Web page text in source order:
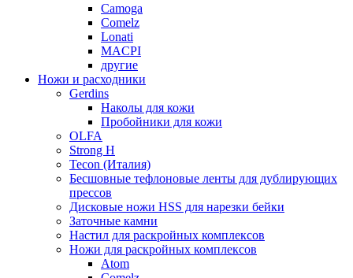
Camoga
Comelz
Lonati
MACPI
другие
Ножи и расходники
Gerdins
Наколы для кожи
Пробойники для кожи
OLFA
Strong H
Tecon (Италия)
Бесшовные тефлоновые ленты для дублирующих
прессов
Дисковые ножи HSS для нарезки бейки
Заточные камни
Настил для раскройных комплексов
Ножи для раскройных комплексов
Atom